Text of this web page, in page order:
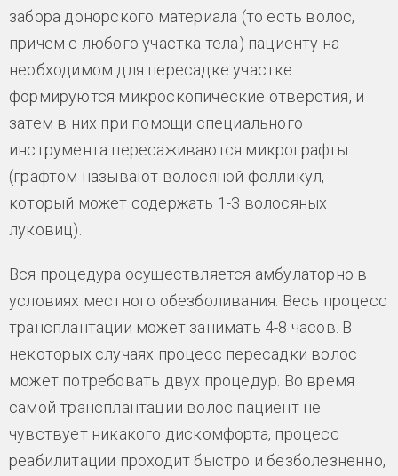
забора донорского материала (то есть волос,
причем с любого участка тела) пациенту на
необходимом для пересадке участке
формируются микроскопические отверстия, и
затем в них при помощи специального
инструмента пересаживаются микрографты
(графтом называют волосяной фолликул,
который может содержать 1-3 волосяных
луковиц).
Вся процедура осуществляется амбулаторно в
условиях местного обезболивания. Весь процесс
трансплантации может занимать 4-8 часов. В
некоторых случаях процесс пересадки волос
может потребовать двух процедур. Во время
самой трансплантации волос пациент не
чувствует никакого дискомфорта, процесс
реабилитации проходит быстро и безболезненно,